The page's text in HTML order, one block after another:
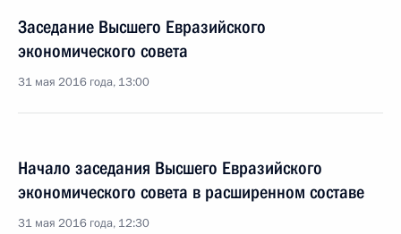
Заседание Высшего Евразийского
экономического совета
31 мая 2016 года, 13:00
Начало заседания Высшего Евразийского
экономического совета в расширенном составе
31 мая 2016 года, 12:30